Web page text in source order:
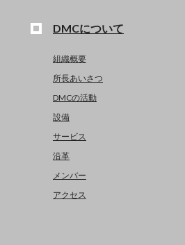
DMCについて
組織概要
所長あいさつ
DMCの活動
設備
サービス
沿革
メンバー
アクセス